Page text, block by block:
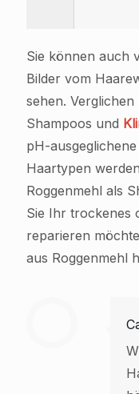
Sie können auch
Bilder vom
sehen.
Shampoos und
pH-
Haartypen
Roggenmehl als
Sie Ihr trockenes
reparieren
aus Roggenmehl